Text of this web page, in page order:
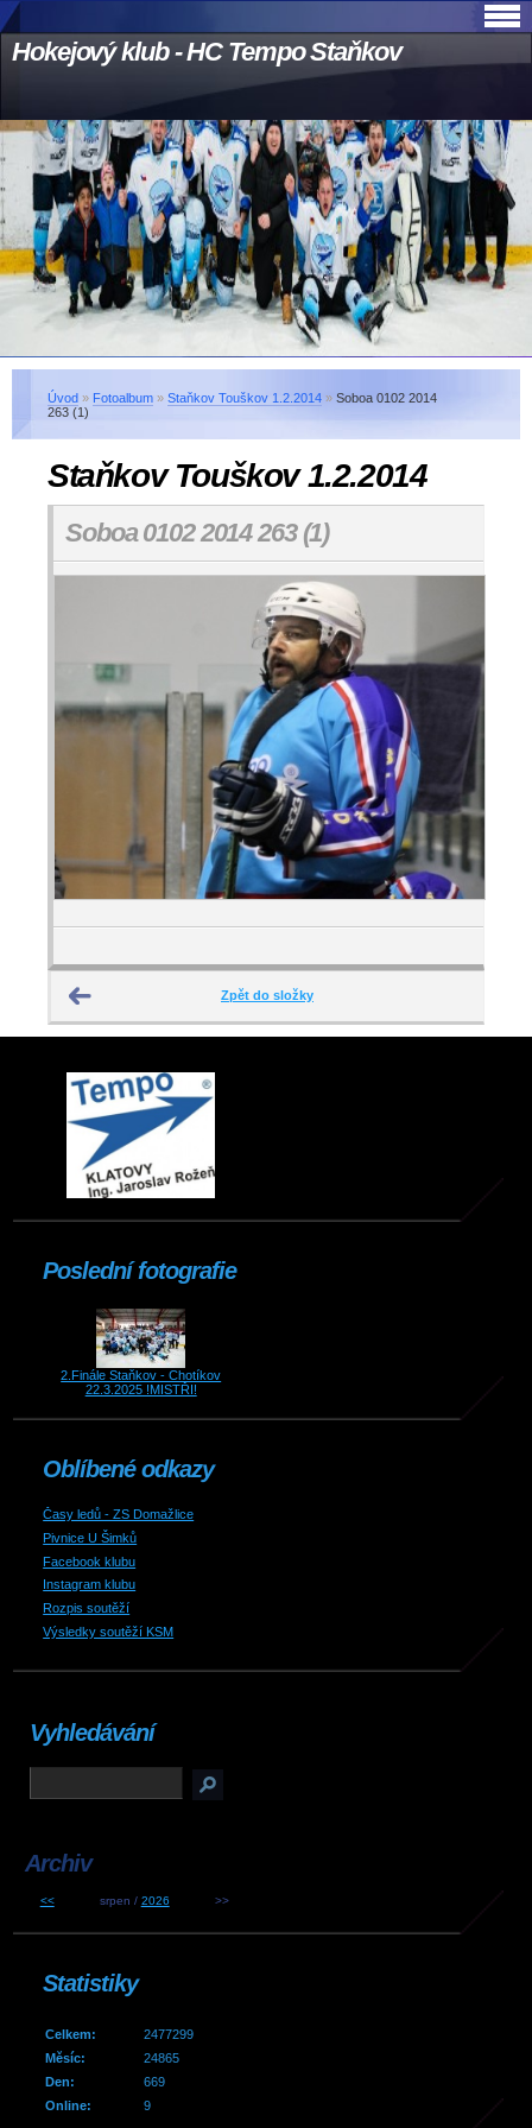
Hokejový klub - HC Tempo Staňkov
Úvod » Fotoalbum » Staňkov Touškov 1.2.2014 » Soboa 0102 2014
263 (1)
Staňkov Touškov 1.2.2014
Soboa 0102 2014 263 (1)
Zpět do složky
Poslední fotografie
2.Finále Staňkov - Chotíkov
22.3.2025 !MISTŘI!
Oblíbené odkazy
Časy ledů - ZS Domažlice
Pivnice U Šimků
Facebook klubu
Instagram klubu
Rozpis soutěží
Výsledky soutěží KSM
Vyhledávání
Archiv
<< srpen / 2026 >>
Statistiky
Online: 9
Celkem:
2477299
Měsíc:
24865
Den:
669